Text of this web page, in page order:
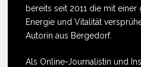
bereits seit 2011 die mit
Energie und Vitalität
Autorin aus Bergedorf.
Als Online-Journalistin und